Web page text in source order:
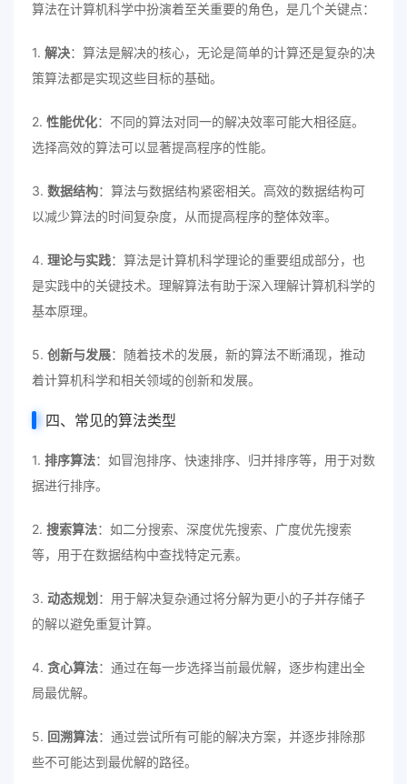
算法在计算机科学中扮演着至关重要的角色，是几个关键点：
1. 解决：算法是解决的核心，无论是简单的计算还是复杂的决
策算法都是实现这些目标的基础。
2. 性能优化：不同的算法对同一的解决效率可能大相径庭。
选择高效的算法可以显著提高程序的性能。
3. 数据结构：算法与数据结构紧密相关。高效的数据结构可
以减少算法的时间复杂度，从而提高程序的整体效率。
4. 理论与实践：算法是计算机科学理论的重要组成部分，也
是实践中的关键技术。理解算法有助于深入理解计算机科学的
基本原理。
5. 创新与发展：随着技术的发展，新的算法不断涌现，推动
着计算机科学和相关领域的创新和发展。
四、常见的算法类型
1. 排序算法：如冒泡排序、快速排序、归并排序等，用于对数
据进行排序。
2. 搜索算法：如二分搜索、深度优先搜索、广度优先搜索
等，用于在数据结构中查找特定元素。
3. 动态规划 ：用于解决复杂通过将分解为更小的子并存储子
的解以避免重复计算。
4. 贪心算法：通过在每一步选择当前最优解，逐步构建出全
局最优解。
5. 回溯算法：通过尝试所有可能的解决方案，并逐步排除那
些不可能达到最优解的路径。